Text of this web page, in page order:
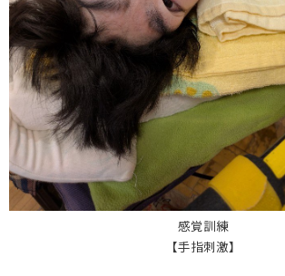
感覚訓練
【手指刺激】